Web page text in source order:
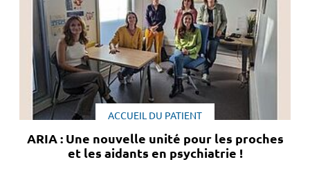
ACCUEIL DU PATIENT
ARIA : Une nouvelle unité pour les proches
et les aidants en psychiatrie !